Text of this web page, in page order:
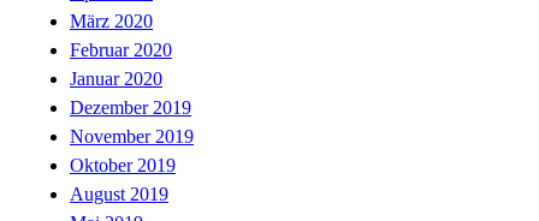
März 2020
Februar 2020
Januar 2020
Dezember 2019
November 2019
Oktober 2019
August 2019